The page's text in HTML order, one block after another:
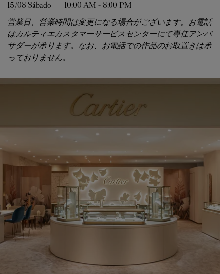
15/08 Sábado 10:00 AM - 8:00 PM
営業日、営業時間は変更になる場合がございます。お電話
はカルティエカスタマーサービスセンターにて専任アンバ
サダーが承ります。なお、お電話での作品のお取置きは承
っておりません。